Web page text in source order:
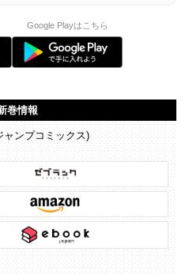
Google Playはこちら
巻情報
ャンプコミックス)